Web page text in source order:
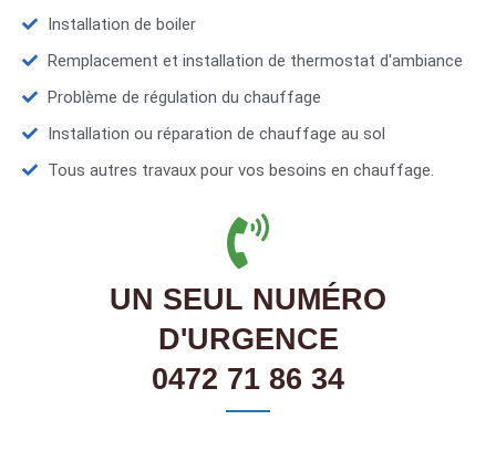
Installation de boiler
Remplacement et installation de thermostat d'ambiance
Problème de régulation du chauffage
Installation ou réparation de chauffage au sol
Tous autres travaux pour vos besoins en chauffage.
UN SEUL NUMÉRO
D'URGENCE
0472 71 86 34